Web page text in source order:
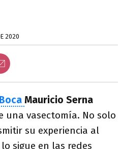
2020
Boca Mauricio Serna
una vasectomía. No solo
su experiencia al
sigue en las redes